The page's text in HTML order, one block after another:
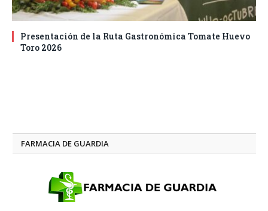
Presentación de la Ruta Gastronómica Tomate Huevo
Toro 2026
FARMACIA DE GUARDIA